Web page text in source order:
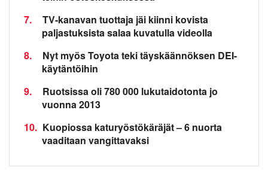
7.
TV-kanavan tuottaja jäi kiinni kovista
paljastuksista salaa kuvatulla videolla
8.
Nyt myös Toyota teki täyskäännöksen DEI-
käytäntöihin
9.
Ruotsissa oli 780 000 lukutaidotonta jo
vuonna 2013
10. Kuopiossa katuryöstökäräjät – 6 nuorta
vaaditaan vangittavaksi